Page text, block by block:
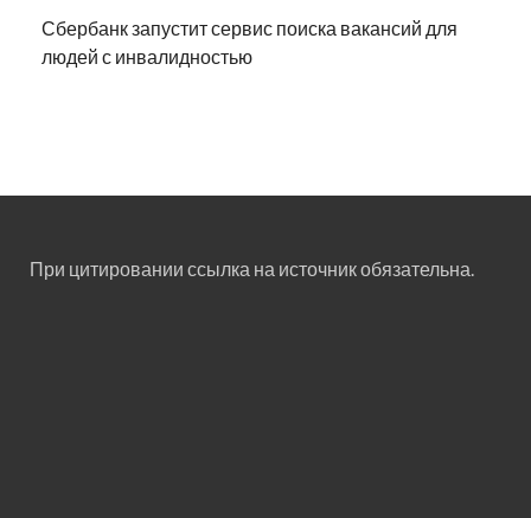
Сбербанк запустит сервис поиска вакансий для
людей с инвалидностью
При цитировании ссылка на источник обязательна.